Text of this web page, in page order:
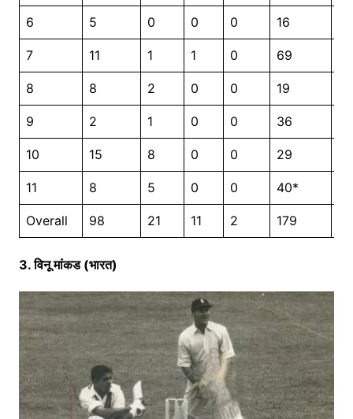
6 5 0 0 0 16
7 11 1 1 0 69
8 8 2 0 0 19
9 2 1 0 0 36
10 15 8 0 0 29
11 8 5 0 0 40*
Overall 98 21 11 2 179
3. विनू मांकड (भारत)